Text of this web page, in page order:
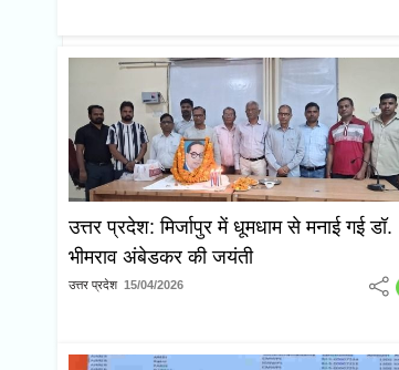
उत्तर प्रदेश: मिर्जापुर में धूमधाम से मनाई गई डॉ.
भीमराव अंबेडकर की जयंती
उत्तर प्रदेश 15/04/2026